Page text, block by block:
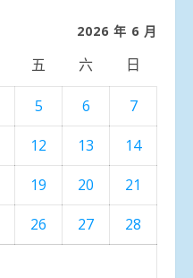
2026 年 6 月
五 六 日
5 6
7
12 13
14
19 20
21
26 27
28